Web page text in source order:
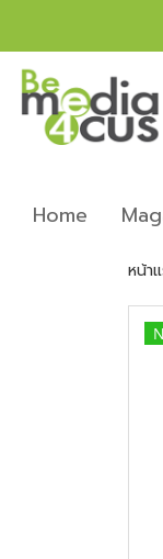
Home
หน้า